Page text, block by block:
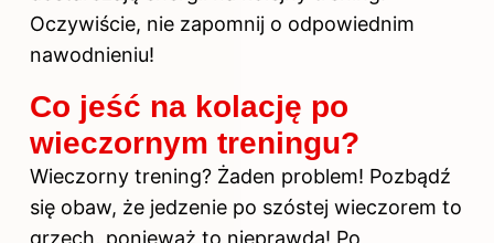
Oczywiście, nie zapomnij o odpowiednim
nawodnieniu!
Co jeść na kolację po
wieczornym treningu?
Wieczorny trening? Żaden problem! Pozbądź
się obaw, że jedzenie po szóstej wieczorem to
grzech, ponieważ to nieprawda! Po